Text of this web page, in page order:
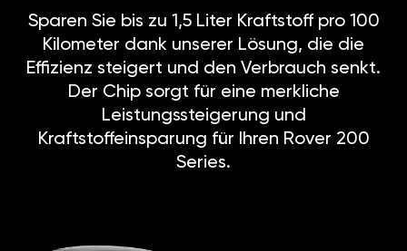
Sparen Sie bis zu 1,5 Liter Kraftstoff pro 100
Kilometer dank unserer Lösung, die die
Effizienz steigert und den Verbrauch senkt.
Der Chip sorgt für eine merkliche
Leistungssteigerung und
Kraftstoffeinsparung für Ihren Rover 200
Series.